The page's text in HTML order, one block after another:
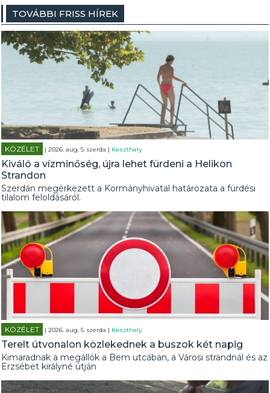
TOVÁBBI FRISS HÍREK
KÖZÉLET | 2026. aug. 5. szerda | Keszthely
Kiváló a vízminőség, újra lehet fürdeni a Helikon
Strandon
Szerdán megérkezett a Kormányhivatal határozata a fürdési
tilalom feloldásáról.
KÖZÉLET | 2026. aug. 5. szerda | Keszthely
Terelt útvonalon közlekednek a buszok két napig
Kimaradnak a megállók a Bem utcában, a Városi strandnál és az
Erzsébet királyné útján